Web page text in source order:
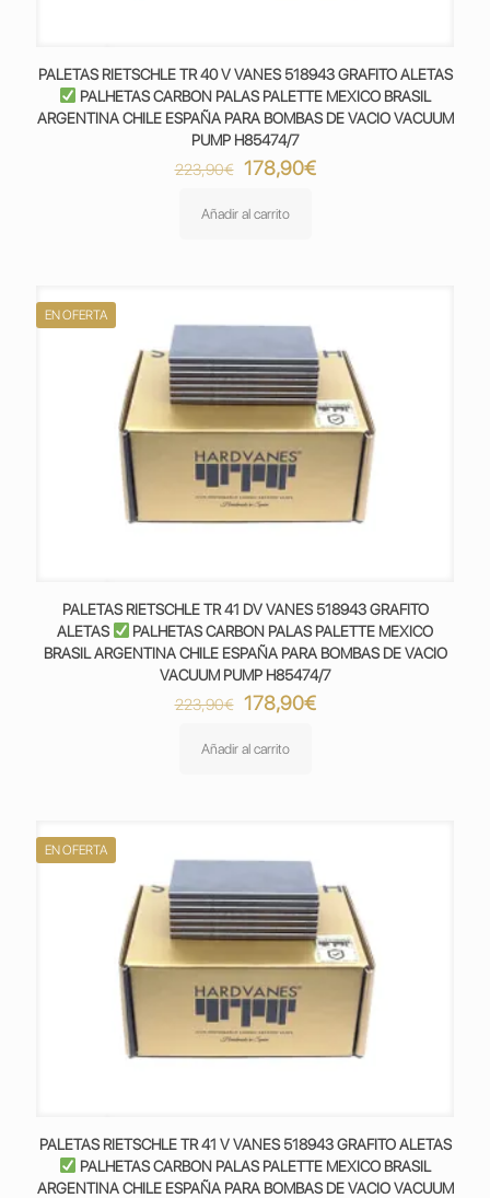
PALETAS RIETSCHLE TR 40 V VANES 518943 GRAFITO ALETAS
PALHETAS CARBON PALAS PALETTE MEXICO BRASIL
ARGENTINA CHILE ESPAÑA PARA BOMBAS DE VACIO VACUUM
PUMP H85474/7
223,90€ El
original
178,90€El
Añadir al carrito
EN OFERTA
PALETAS RIETSCHLE TR 41 DV VANES 518943 GRAFITO
ALETAS
PALHETAS CARBON PALAS PALETTE MEXICO
BRASIL ARGENTINA CHILE ESPAÑA PARA BOMBAS DE VACIO
VACUUM PUMP H85474/7
223,90€ El
original
178,90€El
Añadir al carrito
EN OFERTA
PALETAS RIETSCHLE TR 41 V VANES 518943 GRAFITO ALETAS
PALHETAS CARBON PALAS PALETTE MEXICO BRASIL
ARGENTINA CHILE ESPAÑA PARA BOMBAS DE VACIO VACUUM